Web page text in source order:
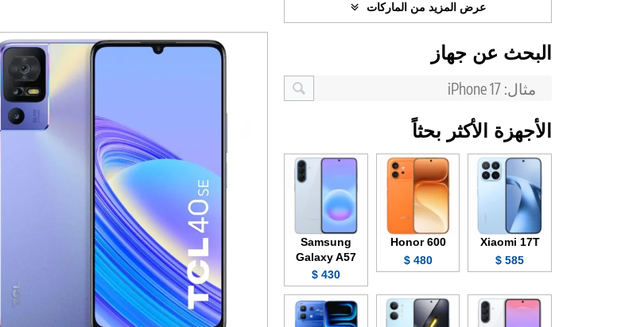
عرض المزيد من الماركات
البحث عن جهاز
الأجهزة الأكثر بحثاً
Xiaomi 17T
585 $
Honor 600
480 $
Samsung
Galaxy A57
430 $